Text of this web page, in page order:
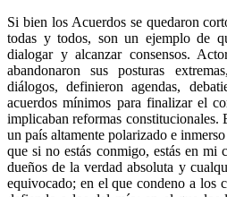
Si bien los Acuerdos se quedaron
todas y todos, son un ejemplo de
dialogar y alcanzar consensos.
abandonaron sus posturas
diálogos, definieron agendas,
acuerdos mínimos para finalizar el
implicaban reformas constitucionales.
un país altamente polarizado e
que si no estás conmigo, estás en mi
dueños de la verdad absoluta y
equivocado; en el que condeno a los